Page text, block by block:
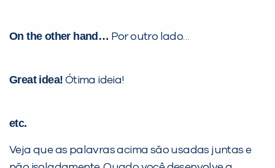
On the other hand… Por outro lado…
Great idea! Ótima ideia!
etc.
Veja que as palavras acima são usadas juntas e